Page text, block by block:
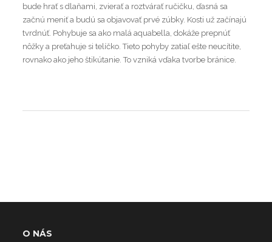
bude hrať s dlaňami, zvierať a roztvárať ručičku, ďasná sa
začnú meniť a budú sa objavovať prvé zúbky. Kosti už začínajú
tvrdnúť. Pohybuje sa ako malá aquabella, dokáže prepnúť
nôžky a preťahuje si telíčko. Tieto pohyby zatiaľ ešte neucítite,
rovnako ako jeho štikútanie. To vzniká vďaka tvorbe bránice.
O NÁS